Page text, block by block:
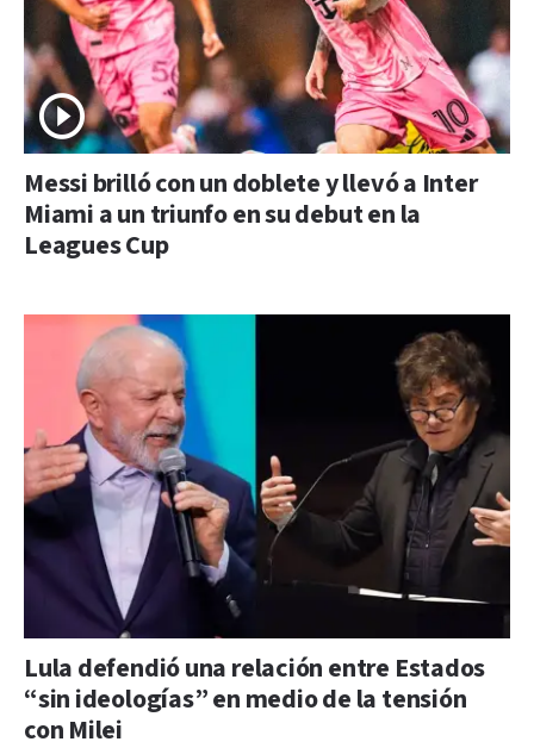
Messi brilló con un doblete y llevó a Inter
Miami a un triunfo en su debut en la
Leagues Cup
Lula defendió una relación entre Estados
“sin ideologías” en medio de la tensión
con Milei